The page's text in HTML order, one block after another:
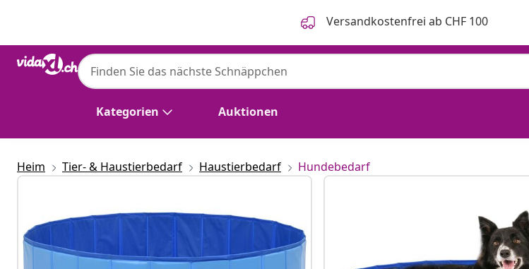
Versandkostenfrei ab CHF 100
Kategorien Auktionen
vidaXL
Heim Tier- & Haustierbedarf Haustierbedarf Hundebedarf